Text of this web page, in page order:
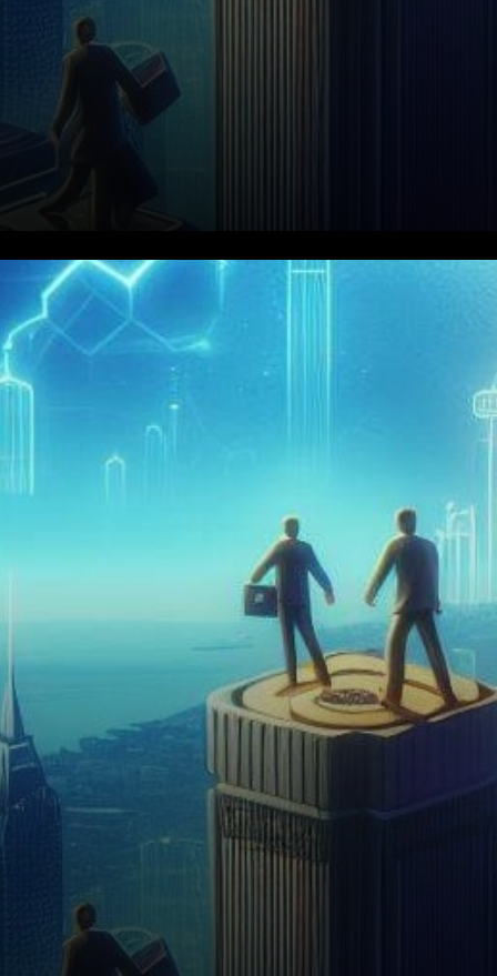
Dans le paysage en constante
évolution des investissements
en cryptomonnaies, tous les
regards se tournent vers les
fonds négociés en…